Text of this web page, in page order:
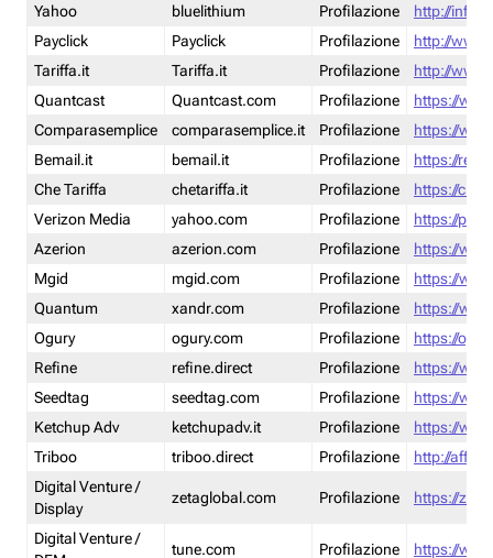
Yahoo
bluelithium Profilazione
http://
Payclick
Payclick Profilazione
http://
Tariffa.it
Tariffa.it Profilazione
http://
Quantcast
Quantcast.com Profilazione
https://
Comparasemplice
comparasemplice.it Profilazione
https://
Bemail.it
bemail.it Profilazione
https://
Che Tariffa
chetariffa.it Profilazione
https://
Verizon Media
yahoo.com Profilazione
https://
Azerion
azerion.com Profilazione
https://
Mgid
mgid.com Profilazione
https://
Quantum
xandr.com Profilazione
https://
Ogury
ogury.com Profilazione
https://
Refine
refine.direct Profilazione
https://
Seedtag
seedtag.com Profilazione
https://
Ketchup Adv
ketchupadv.it Profilazione
https://
Triboo
triboo.direct Profilazione
http://
Digital Venture /
Display
zetaglobal.com Profilazione https://
Digital Venture /
tune.com Profilazione https://